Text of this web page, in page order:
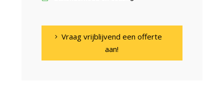
Vraag vrijblijvend een offerte
aan!